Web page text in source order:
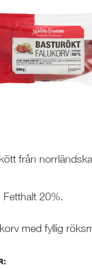
från
20%.
med fyllig